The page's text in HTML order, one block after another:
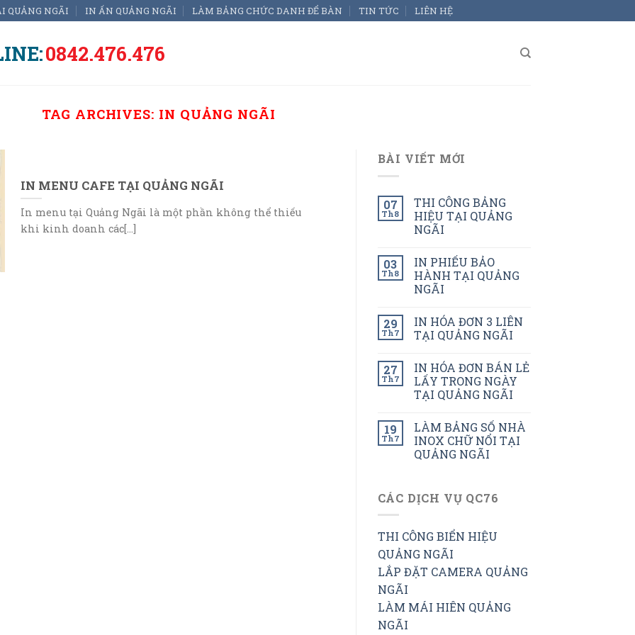
QUẢNG NGÃI IN ẤN QUẢNG NGÃI LÀM BẢNG CHỨC DANH ĐỂ BÀN TIN TỨC LIÊN HỆ
0842.476.476
TAG ARCHIVES: IN QUẢNG NGÃI
IN MENU CAFE TẠI QUẢNG NGÃI
In menu tại Quảng Ngãi là một phần không thể thiếu
khi kinh doanh các[...]
BÀI VIẾT MỚI
07
Th8
THI CÔNG BẢNG
HIỆU TẠI QUẢNG
NGÃI
03
Th8
IN PHIẾU BẢO
HÀNH TẠI QUẢNG
NGÃI
29
Th7
IN HÓA ĐƠN 3 LIÊN
TẠI QUẢNG NGÃI
27
Th7
IN HÓA ĐƠN BÁN LẺ
LẤY TRONG NGÀY
TẠI QUẢNG NGÃI
19
Th7
LÀM BẢNG SỐ NHÀ
INOX CHỮ NỔI TẠI
QUẢNG NGÃI
CÁC DỊCH VỤ QC76
THI CÔNG BIỂN HIỆU
QUẢNG NGÃI
LẮP ĐẶT CAMERA QUẢNG
NGÃI
LÀM MÁI HIÊN QUẢNG
NGÃI